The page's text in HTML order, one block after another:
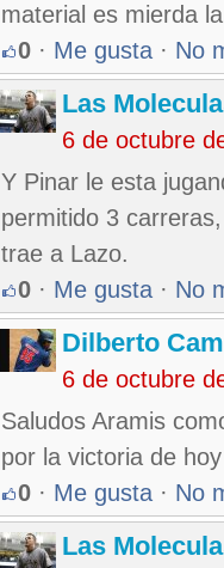
material es mierda
0 · Me gusta · No
Las
6 de octubre
Y Pinar le esta
permitido 3
trae a Lazo.
0 · Me gusta · No
Dilberto
6 de octubre
Saludos Aramis
por la victoria de hoy
0 · Me gusta · No
Las